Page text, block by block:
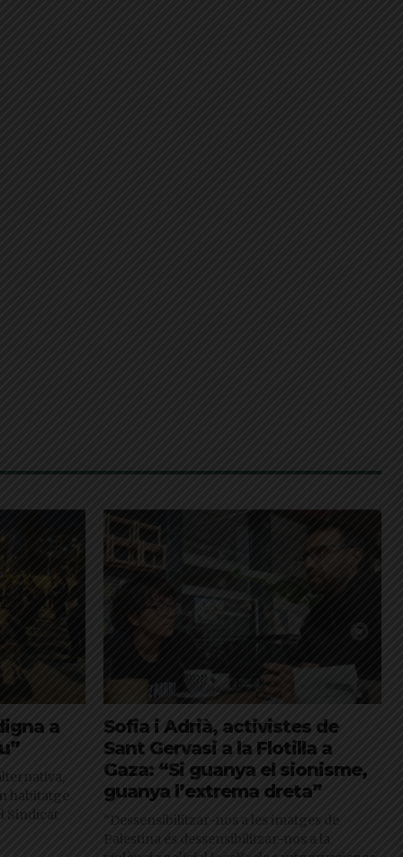
a
habitatge
Sindicat
Sofia i Adrià, activistes de
Sant Gervasi a la Flotilla a
Gaza: “Si guanya el sionisme,
guanya l’extrema dreta”
“Dessensibilitzar-nos a les imatges de
Palestina és dessensibilitzar-nos a la